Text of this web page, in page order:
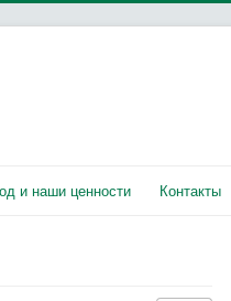
и наши ценности Контакты